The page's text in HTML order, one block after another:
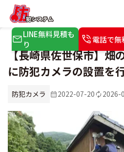
LINE無料見積も
り
電話で無
【長崎県佐世保市】畑
に防犯カメラの設置を
防犯カメラ 2022-07-20 2026-